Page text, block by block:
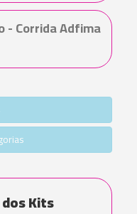
- Corrida Adfima
Kits